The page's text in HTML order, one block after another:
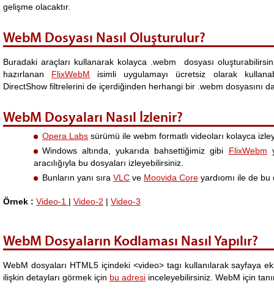
gelişme olacaktır.
WebM Dosyası Nasıl Oluşturulur?
Buradaki araçları kullanarak kolayca .webm dosyası
hazırlanan FlixWebM isimli uygulamayı ücretsiz olarak
DirectShow filtrelerini de içerdiğinden herhangi bir .webm dosyasını
WebM Dosyaları Nasıl İzlenir?
Opera Labs sürümü ile webm formatlı videoları kolayca
Windows altında, yukarıda bahsettiğimiz gibi FlixWebm
aracılığıyla bu dosyaları izleyebilirsiniz.
Bunların yanı sıra VLC ve Moovida Core yardıomı ile de
Örnek : Video-1 | Video-2 | Video-3
WebM Dosyaların Kodlaması Nasıl Yapılır?
WebM dosyaları HTML5 içindeki <video> tagı kullanılarak sayfaya
ilişkin detayları görmek için bu adresi inceleyebilirsiniz. WebM için